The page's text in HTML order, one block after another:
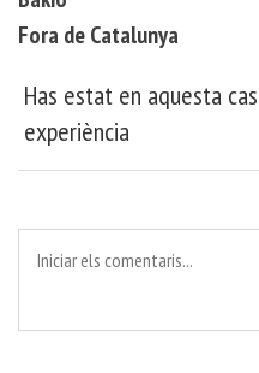
Fora de Catalunya
Has estat en aquesta
experiència